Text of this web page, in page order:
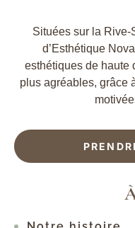
Situées sur la
d’Esthétique
esthétiques de haute
plus agréables, grâce